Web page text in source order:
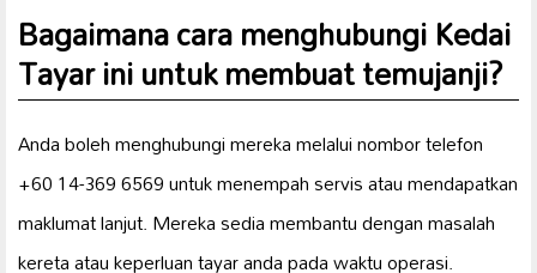
Bagaimana cara menghubungi Kedai
Tayar ini untuk membuat temujanji?
Anda boleh menghubungi mereka melalui nombor telefon
+60 14-369 6569 untuk menempah servis atau mendapatkan
maklumat lanjut. Mereka sedia membantu dengan masalah
kereta atau keperluan tayar anda pada waktu operasi.